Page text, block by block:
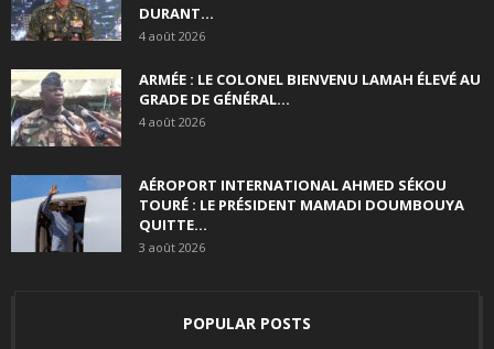
DURANT...
4 août 2026
ARMÉE : LE COLONEL BIENVENU LAMAH ÉLEVÉ AU
GRADE DE GÉNÉRAL...
4 août 2026
AÉROPORT INTERNATIONAL AHMED SÉKOU
TOURÉ : LE PRÉSIDENT MAMADI DOUMBOUYA
QUITTE...
3 août 2026
POPULAR POSTS